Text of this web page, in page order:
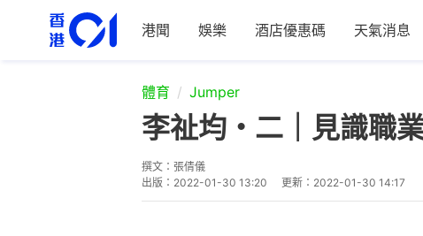
港聞 娛樂 酒店優惠碼 天氣消息
體育 Jumper
李祉均・二｜見識職
撰文： 張倩儀
出版： 2022-01-30 13:20 更新： 2022-01-30 14:17